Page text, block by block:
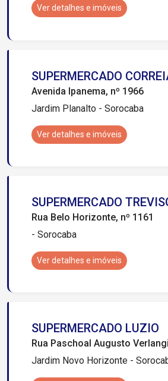
Ver detalhes e imóveis
SUPERMERCADO
Avenida Ipanema, nº 1966
Jardim Planalto - Sorocaba
Ver detalhes e imóveis
SUPERMERCADO
Rua Belo Horizonte, nº 1161
- Sorocaba
Ver detalhes e imóveis
SUPERMERCADO LUZIO
Rua Paschoal Augusto
Jardim Novo Horizonte -